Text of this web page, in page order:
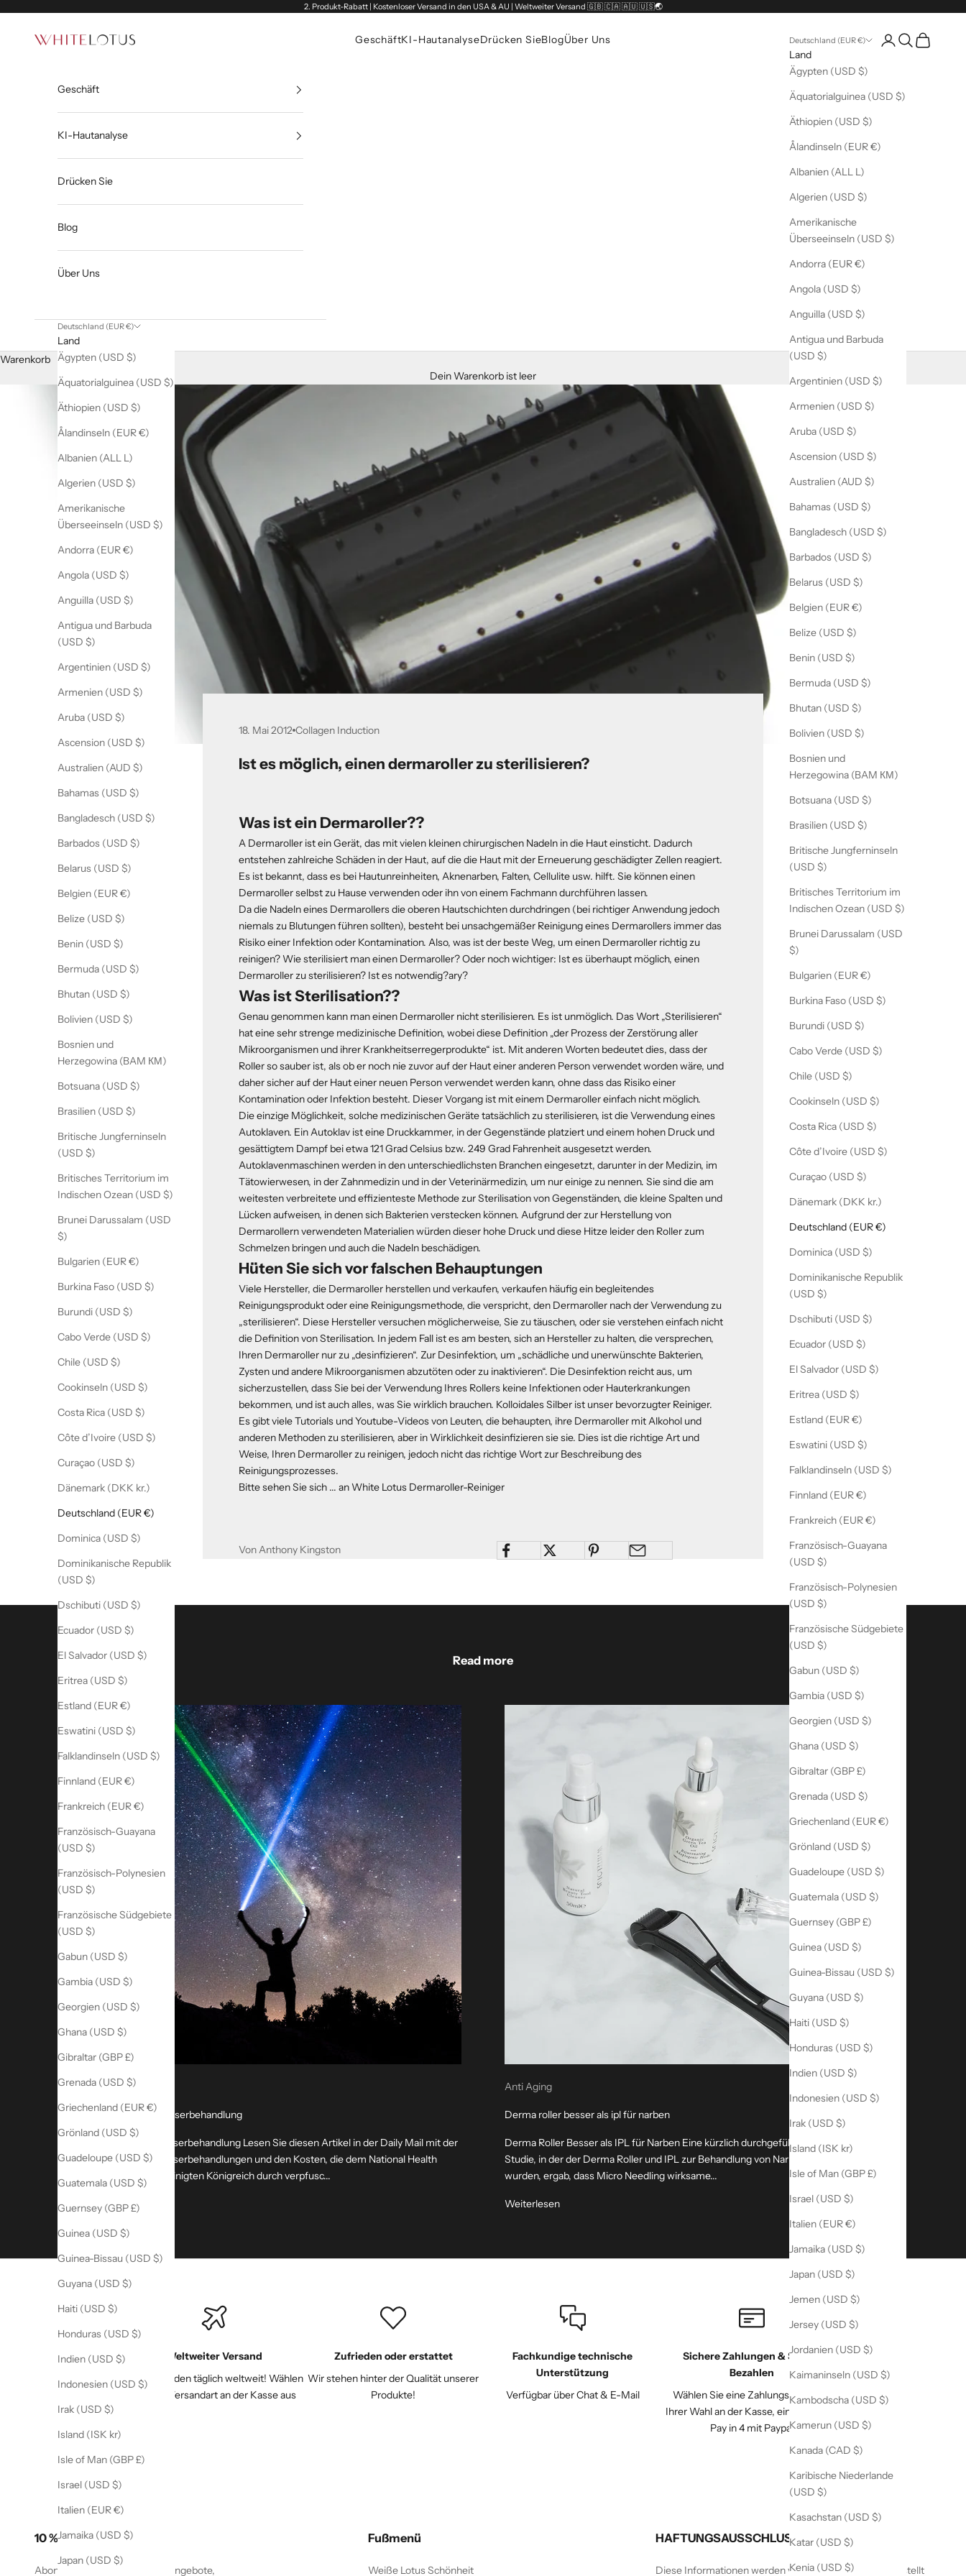
2. Produkt-Rabatt | Kostenloser Versand in den USA & AU | Weltweiter Versand 🇬🇧 🇨🇦 🇦🇺 🇺🇸🌏
White Lotus GeschäftKI-HautanalyseDrücken SieBlogÜber Uns Deutschland (EUR €)
Land
Ägypten (USD $)
Äquatorialguinea (USD $)
Äthiopien (USD $)
Ålandinseln (EUR €)
Albanien (ALL L)
Algerien (USD $)
Amerikanische
Überseeinseln (USD $)
Andorra (EUR €)
Angola (USD $)
Anguilla (USD $)
Antigua und Barbuda
(USD $)
Argentinien (USD $)
Armenien (USD $)
Aruba (USD $)
Ascension (USD $)
Australien (AUD $)
Bahamas (USD $)
Bangladesch (USD $)
Barbados (USD $)
Belarus (USD $)
Belgien (EUR €)
Belize (USD $)
Benin (USD $)
Bermuda (USD $)
Bhutan (USD $)
Bolivien (USD $)
Bosnien und
Herzegowina (BAM КМ)
Botsuana (USD $)
Brasilien (USD $)
Britische Jungferninseln
(USD $)
Britisches Territorium im
Indischen Ozean (USD $)
Brunei Darussalam (USD
$)
Bulgarien (EUR €)
Burkina Faso (USD $)
Burundi (USD $)
Cabo Verde (USD $)
Chile (USD $)
Cookinseln (USD $)
Costa Rica (USD $)
Côte d’Ivoire (USD $)
Curaçao (USD $)
Dänemark (DKK kr.)
Deutschland (EUR €)
Dominica (USD $)
Dominikanische Republik
(USD $)
Dschibuti (USD $)
Ecuador (USD $)
El Salvador (USD $)
Eritrea (USD $)
Estland (EUR €)
Eswatini (USD $)
Falklandinseln (USD $)
Finnland (EUR €)
Frankreich (EUR €)
Französisch-Guayana
(USD $)
Französisch-Polynesien
(USD $)
Französische Südgebiete
(USD $)
Gabun (USD $)
Gambia (USD $)
Georgien (USD $)
Ghana (USD $)
Gibraltar (GBP £)
Grenada (USD $)
Griechenland (EUR €)
Grönland (USD $)
Guadeloupe (USD $)
Guatemala (USD $)
Guernsey (GBP £)
Guinea (USD $)
Guinea-Bissau (USD $)
Guyana (USD $)
Haiti (USD $)
Honduras (USD $)
Indien (USD $)
Indonesien (USD $)
Irak (USD $)
Island (ISK kr)
Isle of Man (GBP £)
Israel (USD $)
Italien (EUR €)
Jamaika (USD $)
Japan (USD $)
Jemen (USD $)
Jersey (USD $)
Jordanien (USD $)
Kaimaninseln (USD $)
Kambodscha (USD $)
Kamerun (USD $)
Kanada (CAD $)
Karibische Niederlande
(USD $)
Kasachstan (USD $)
Katar (USD $)
Kenia (USD $)
Suche öffnen
Geschäft
KI-Hautanalyse
Drücken Sie
Blog
Über Uns
Deutschland (EUR €)
Land
Ägypten (USD $)
Äquatorialguinea (USD $)
Äthiopien (USD $)
Ålandinseln (EUR €)
Albanien (ALL L)
Algerien (USD $)
Amerikanische
Überseeinseln (USD $)
Andorra (EUR €)
Angola (USD $)
Anguilla (USD $)
Antigua und Barbuda
(USD $)
Argentinien (USD $)
Armenien (USD $)
Aruba (USD $)
Ascension (USD $)
Australien (AUD $)
Bahamas (USD $)
Bangladesch (USD $)
Barbados (USD $)
Belarus (USD $)
Belgien (EUR €)
Belize (USD $)
Benin (USD $)
Bermuda (USD $)
Bhutan (USD $)
Bolivien (USD $)
Bosnien und
Herzegowina (BAM КМ)
Botsuana (USD $)
Brasilien (USD $)
Britische Jungferninseln
(USD $)
Britisches Territorium im
Indischen Ozean (USD $)
Brunei Darussalam (USD
$)
Bulgarien (EUR €)
Burkina Faso (USD $)
Burundi (USD $)
Cabo Verde (USD $)
Chile (USD $)
Cookinseln (USD $)
Costa Rica (USD $)
Côte d’Ivoire (USD $)
Curaçao (USD $)
Dänemark (DKK kr.)
Deutschland (EUR €)
Dominica (USD $)
Dominikanische Republik
(USD $)
Dschibuti (USD $)
Ecuador (USD $)
El Salvador (USD $)
Eritrea (USD $)
Estland (EUR €)
Eswatini (USD $)
Falklandinseln (USD $)
Finnland (EUR €)
Frankreich (EUR €)
Französisch-Guayana
(USD $)
Französisch-Polynesien
(USD $)
Französische Südgebiete
(USD $)
Gabun (USD $)
Gambia (USD $)
Georgien (USD $)
Ghana (USD $)
Gibraltar (GBP £)
Grenada (USD $)
Griechenland (EUR €)
Grönland (USD $)
Guadeloupe (USD $)
Guatemala (USD $)
Guernsey (GBP £)
Guinea (USD $)
Guinea-Bissau (USD $)
Guyana (USD $)
Haiti (USD $)
Honduras (USD $)
Indien (USD $)
Indonesien (USD $)
Irak (USD $)
Island (ISK kr)
Isle of Man (GBP £)
Israel (USD $)
Italien (EUR €)
Jamaika (USD $)
Japan (USD $)
Warenkorb
Dein Warenkorb ist leer
18. Mai 2012 Collagen Induction
Ist es möglich, einen dermaroller zu sterilisieren?
Was ist ein Dermaroller??
A Dermaroller ist ein Gerät, das mit vielen kleinen chirurgischen Nadeln in die Haut einsticht. Dadurch
entstehen zahlreiche Schäden in der Haut, auf die die Haut mit der Erneuerung geschädigter Zellen reagiert.
Es ist bekannt, dass es bei Hautunreinheiten, Aknenarben, Falten, Cellulite usw. hilft. Sie können einen
Dermaroller selbst zu Hause verwenden oder ihn von einem Fachmann durchführen lassen.
Da die Nadeln eines Dermarollers die oberen Hautschichten durchdringen (bei richtiger Anwendung jedoch
niemals zu Blutungen führen sollten), besteht bei unsachgemäßer Reinigung eines Dermarollers immer das
Risiko einer Infektion oder Kontamination. Also, was ist der beste Weg, um einen Dermaroller richtig zu
reinigen? Wie sterilisiert man einen Dermaroller? Oder noch wichtiger: Ist es überhaupt möglich, einen
Dermaroller zu sterilisieren? Ist es notwendig?ary?
Was ist Sterilisation??
Genau genommen kann man einen Dermaroller nicht sterilisieren. Es ist unmöglich. Das Wort „Sterilisieren“
hat eine sehr strenge medizinische Definition, wobei diese Definition „der Prozess der Zerstörung aller
Mikroorganismen und ihrer Krankheitserregerprodukte“ ist. Mit anderen Worten bedeutet dies, dass der
Roller so sauber ist, als ob er noch nie zuvor auf der Haut einer anderen Person verwendet worden wäre, und
daher sicher auf der Haut einer neuen Person verwendet werden kann, ohne dass das Risiko einer
Kontamination oder Infektion besteht. Dieser Vorgang ist mit einem Dermaroller einfach nicht möglich.
Die einzige Möglichkeit, solche medizinischen Geräte tatsächlich zu sterilisieren, ist die Verwendung eines
Autoklaven. Ein Autoklav ist eine Druckkammer, in der Gegenstände platziert und einem hohen Druck und
gesättigtem Dampf bei etwa 121 Grad Celsius bzw. 249 Grad Fahrenheit ausgesetzt werden.
Autoklavenmaschinen werden in den unterschiedlichsten Branchen eingesetzt, darunter in der Medizin, im
Tätowierwesen, in der Zahnmedizin und in der Veterinärmedizin, um nur einige zu nennen. Sie sind die am
weitesten verbreitete und effizienteste Methode zur Sterilisation von Gegenständen, die kleine Spalten und
Lücken aufweisen, in denen sich Bakterien verstecken können. Aufgrund der zur Herstellung von
Dermarollern verwendeten Materialien würden dieser hohe Druck und diese Hitze leider den Roller zum
Schmelzen bringen und auch die Nadeln beschädigen.
Hüten Sie sich vor falschen Behauptungen
Viele Hersteller, die Dermaroller herstellen und verkaufen, verkaufen häufig ein begleitendes
Reinigungsprodukt oder eine Reinigungsmethode, die verspricht, den Dermaroller nach der Verwendung zu
„sterilisieren“. Diese Hersteller versuchen möglicherweise, Sie zu täuschen, oder sie verstehen einfach nicht
die Definition von Sterilisation. In jedem Fall ist es am besten, sich an Hersteller zu halten, die versprechen,
Ihren Dermaroller nur zu „desinfizieren“. Zur Desinfektion, um „schädliche und unerwünschte Bakterien,
Zysten und andere Mikroorganismen abzutöten oder zu inaktivieren“. Die Desinfektion reicht aus, um
sicherzustellen, dass Sie bei der Verwendung Ihres Rollers keine Infektionen oder Hauterkrankungen
bekommen, und ist auch alles, was Sie wirklich brauchen. Kolloidales Silber ist unser bevorzugter Reiniger.
Es gibt viele Tutorials und Youtube-Videos von Leuten, die behaupten, ihre Dermaroller mit Alkohol und
anderen Methoden zu sterilisieren, aber in Wirklichkeit desinfizieren sie sie. Dies ist die richtige Art und
Weise, Ihren Dermaroller zu reinigen, jedoch nicht das richtige Wort zur Beschreibung des
Reinigungsprozesses.
Bitte sehen Sie sich ... anWhite Lotus Dermaroller-Reiniger
Von Anthony Kingston
Read more
Anti Aging
Warnung Vor Laserbehandlung
Warnung vor Laserbehandlung Lesen Sie diesen Artikel in der Daily Mail mit der
Warnung vor Laserbehandlungen und den Kosten, die dem National Health
Service im Vereinigten Königreich durch verpfusc...
Weiterlesen
Anti Aging
Derma roller besser als ipl für narben
Derma Roller Besser als IPL für Narben Eine kürzlich durchgeführte klinische
Studie, in der der Derma Roller und IPL zur Behandlung von Narben verglichen
wurden, ergab, dass Micro Needling wirksame...
Weiterlesen
Weltweiter Versand
Wir versenden täglich weltweit! Wählen
Sie Ihre Versandart an der Kasse aus
Zufrieden oder erstattet
Wir stehen hinter der Qualität unserer
Produkte!
Fachkundige technische
Unterstützung
Verfügbar über Chat & E-Mail
Sichere Zahlungen & Später
Bezahlen
Wählen Sie eine Zahlungsmethode
Ihrer Wahl an der Kasse, einschließlich
Pay in 4 mit Paypal
10 % Rabatt sichern
Abonnieren Sie, um spezielle Angebote,
Fußmenü
Weiße Lotus Schönheit
HAFTUNGSAUSSCHLUSS
Diese Informationen werden von White Lotus bereitgestellt